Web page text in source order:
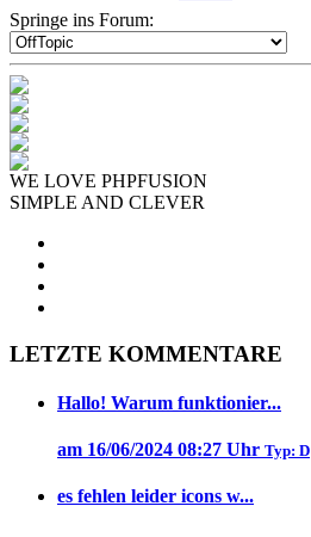
Springe ins Forum:
WE LOVE PHPFUSION
SIMPLE AND CLEVER
LETZTE KOMMENTARE
Hallo! Warum funktionier...
am 16/06/2024 08:27 Uhr Typ: D
es fehlen leider icons w...